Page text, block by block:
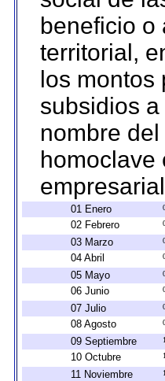
beneficio o
territorial,
los montos
subsidios
nombre
homoclave
01 Enero
02 Febrero
03 Marzo
04 Abril
05 Mayo
06 Junio
07 Julio
08 Agosto
09 Septiembre
10 Octubre
11 Noviembre